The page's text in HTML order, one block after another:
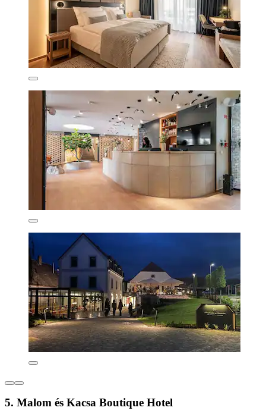
5. Malom és Kacsa Boutique Hotel